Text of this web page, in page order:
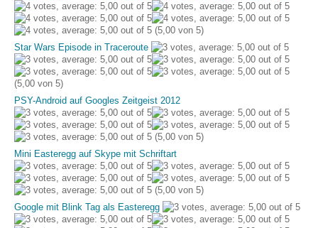
(5,00 von 5)
Star Wars Episode in Traceroute
(5,00 von 5)
PSY-Android auf Googles Zeitgeist 2012
(5,00 von 5)
Mini Easteregg auf Skype mit Schriftart
(5,00 von 5)
Google mit Blink Tag als Easteregg